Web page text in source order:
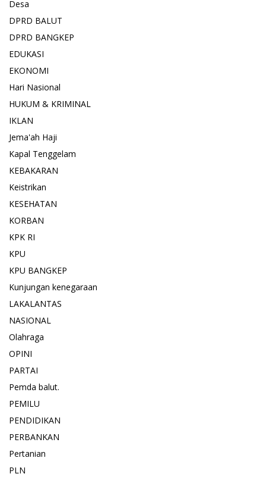
Desa
DPRD BALUT
DPRD BANGKEP
EDUKASI
EKONOMI
Hari Nasional
HUKUM & KRIMINAL
IKLAN
Jema'ah Haji
Kapal Tenggelam
KEBAKARAN
Keistrikan
KESEHATAN
KORBAN
KPK RI
KPU
KPU BANGKEP
Kunjungan kenegaraan
LAKALANTAS
NASIONAL
Olahraga
OPINI
PARTAI
Pemda balut.
PEMILU
PENDIDIKAN
PERBANKAN
Pertanian
PLN